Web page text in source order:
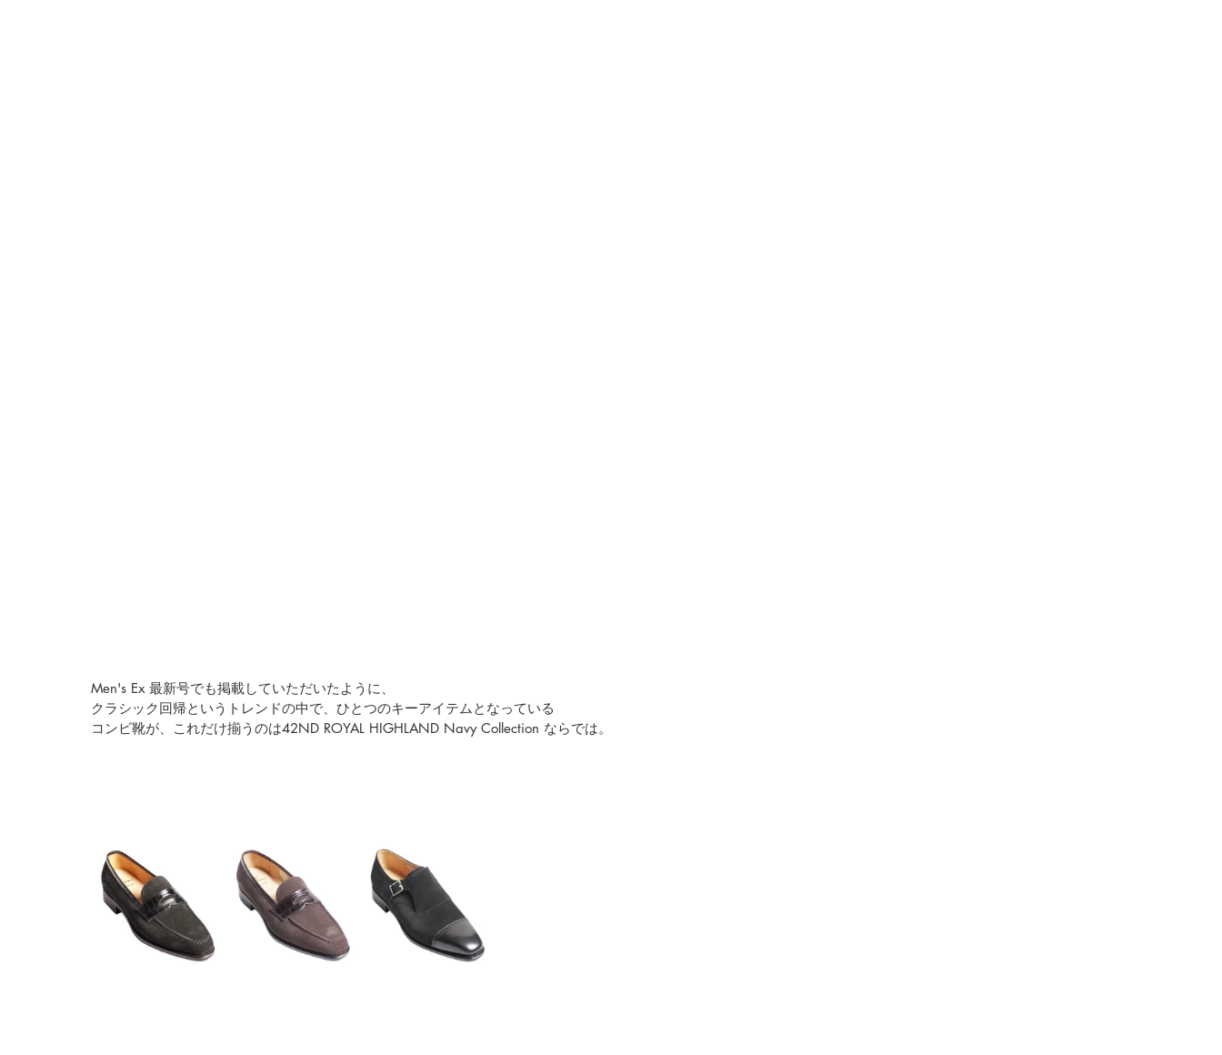
Men's Ex 最新号でも掲載していただいたように、
クラシック回帰というトレンドの中で、ひとつのキーアイテムとなっている
コンビ靴が、これだけ揃うのは42ND ROYAL HIGHLAND Navy Collection ならでは。